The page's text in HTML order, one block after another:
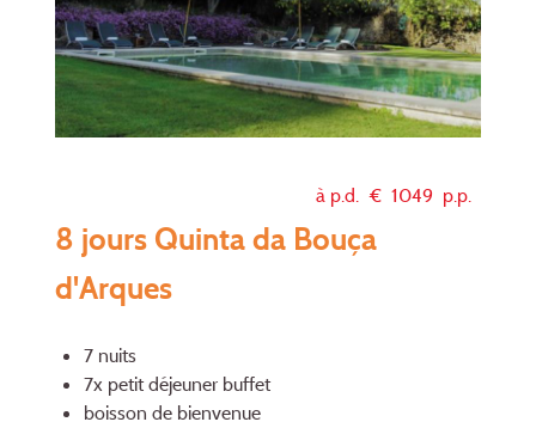
à p.d. € 1049 p.p.
8 jours Quinta da Bouça
d'Arques
7 nuits
7x petit déjeuner buffet
boisson de bienvenue